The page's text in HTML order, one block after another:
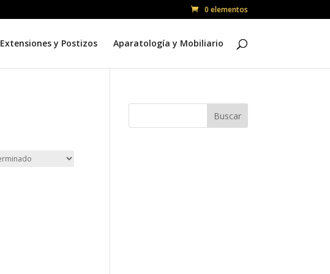
0 elementos
Extensiones y Postizos Aparatología y Mobiliario
Buscar